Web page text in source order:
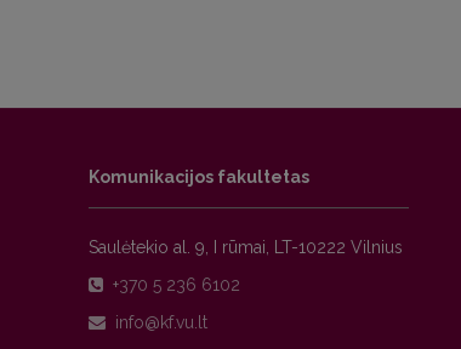
Komunikacijos fakultetas
Saulėtekio al. 9, I rūmai, LT-10222 Vilnius
+370 5 236 6102